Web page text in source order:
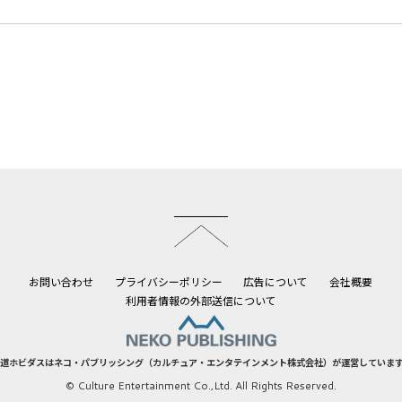
お問い合わせ プライバシーポリシー 広告について
会社概要
利用者情報の外部送信について
ホビダスはネコ・パブリッシング（カルチュア・エンタテインメント株式会社）が運営していま
© Culture Entertainment Co.,Ltd. All Rights Reserved.